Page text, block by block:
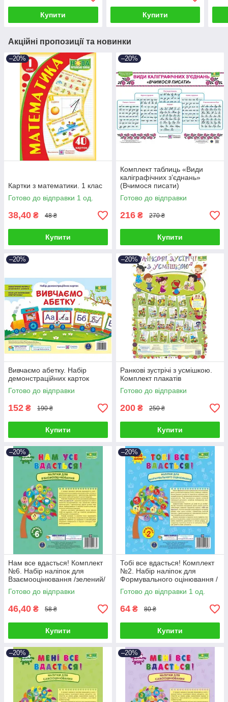
Купити Купити
Акційні пропозиції та новинки
–20%
Картки з математики. 1 клас
Готово до відправки 1 од.
38,40 ₴ 48 ₴
Купити
–20%
Комплект таблиць «Види
каліграфічних з’єднань»
(Вчимося писати)
Готово до відправки
216 ₴ 270 ₴
Купити
–20%
Вивчаємо абетку. Набір
демонстраційних карток
Готово до відправки
152 ₴ 190 ₴
Купити
–20%
Ранкові зустрічі з усмішкою.
Комплект плакатів
Готово до відправки
200 ₴ 250 ₴
Купити
–20%
Нам все вдасться! Комплект
№6. Набір наліпок для
Взаємооцінювання /зелений/
Готово до відправки
46,40 ₴ 58 ₴
Купити
–20%
Тобі все вдасться! Комплект
№2. Набір наліпок для
Формувального оцінювання /
синій/
Готово до відправки 1 од.
64 ₴ 80 ₴
Купити
–20% –20%